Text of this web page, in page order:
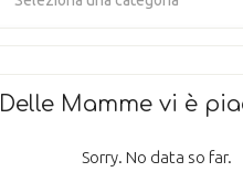
Delle Mamme vi è
Sorry. No data so far.